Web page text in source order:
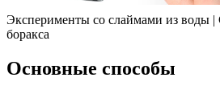
Эксперименты со слаймами из воды |
боракса
Основные способы